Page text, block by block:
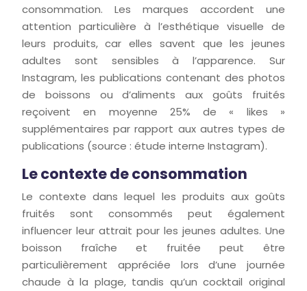
consommation. Les marques accordent une
attention particulière à l’esthétique visuelle de
leurs produits, car elles savent que les jeunes
adultes sont sensibles à l’apparence. Sur
Instagram, les publications contenant des photos
de boissons ou d’aliments aux goûts fruités
reçoivent en moyenne 25% de « likes »
supplémentaires par rapport aux autres types de
publications (source : étude interne Instagram).
Le contexte de consommation
Le contexte dans lequel les produits aux goûts
fruités sont consommés peut également
influencer leur attrait pour les jeunes adultes. Une
boisson fraîche et fruitée peut être
particulièrement appréciée lors d’une journée
chaude à la plage, tandis qu’un cocktail original